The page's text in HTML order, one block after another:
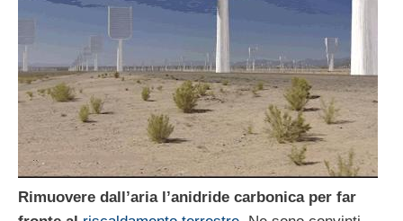
Rimuovere dall’aria l’anidride carbonica per far